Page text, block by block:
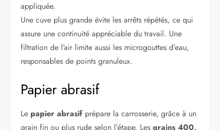
appliquée.
Une cuve plus grande évite les arrêts répétés, ce qui
assure une continuité appréciable du travail. Une
filtration de l’air limite aussi les microgouttes d’eau,
responsables de points granuleux.
Papier abrasif
Le papier abrasif prépare la carrosserie, grâce à un
grain fin ou plus rude selon l’étape. Lesgrains 400,